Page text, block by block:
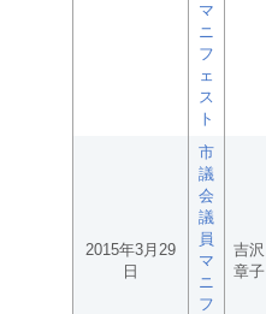
マ
ニ
フ
ェ
ス
ト
2015年3月29
日
市
議
会
議
員
マ
ニ
フ
吉沢
章子